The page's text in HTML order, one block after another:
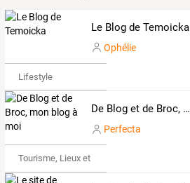
Le Blog de Temoicka
Ophélie
Lifestyle
De Blog et de Broc, mon blog à moi
Perfecta
Tourisme, Lieux et Événements